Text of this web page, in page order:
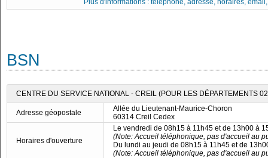
Plus d'informations : téléphone, adresse, horaires,
BSN
CENTRE DU SERVICE NATIONAL - CREIL (POUR LES DÉPARTEMENTS
Adresse géopostale
Allée du Lieutenant-Maurice-Choron
60314 Creil Cedex
Horaires d'ouverture
Le vendredi de 08h15 à 11h45 et de 13h00 à
(Note: Accueil téléphonique, pas d'accueil au
Du lundi au jeudi de 08h15 à 11h45 et de
(Note: Accueil téléphonique, pas d'accueil au